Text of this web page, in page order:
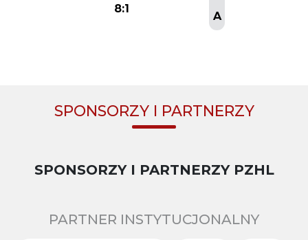
8:1
A
SPONSORZY I PARTNERZY
SPONSORZY I PARTNERZY PZHL
PARTNER INSTYTUCJONALNY